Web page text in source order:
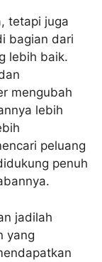
tetapi juga
bagian dari
lebih baik.
mengubah
lebih
peluang
penuh
jadilah
yang